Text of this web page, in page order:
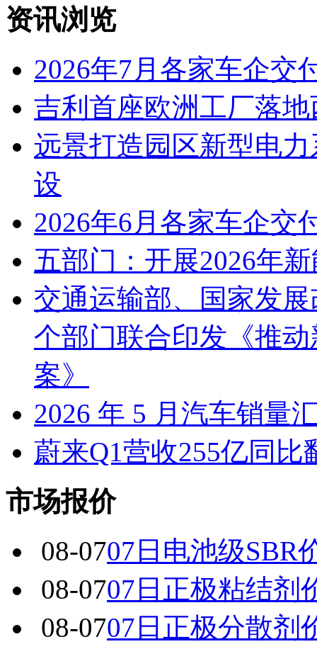
资讯浏览
2026年7月各家车企交
吉利首座欧洲工厂落
远景打造园区新型电
设
2026年6月各家车企交
五部门：开展2026年
交通运输部、国家发
个部门联合印发《推
案》
2026 年 5 月汽车销量
蔚来Q1营收255亿同
市场报价
08-0707日电池级SBR
08-0707日正极粘结剂
08-0707日正极分散剂